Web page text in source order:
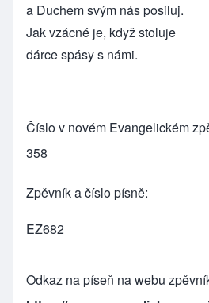
a Duchem svým nás posiluj.
Jak vzácné je, když stoluje
dárce spásy s námi.
Číslo v novém Evangelickém
358
Zpěvník a číslo písně
EZ682
Odkaz na píseň na webu